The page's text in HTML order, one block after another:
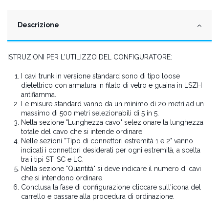
Descrizione
ISTRUZIONI PER L'UTILIZZO DEL CONFIGURATORE:
I cavi trunk in versione standard sono di tipo loose
dielettrico con armatura in filato di vetro e guaina in LSZH
antifiamma.
Le misure standard vanno da un minimo di 20 metri ad un
massimo di 500 metri selezionabili di 5 in 5.
Nella sezione "Lunghezza cavo" selezionare la lunghezza
totale del cavo che si intende ordinare.
Nelle sezioni "Tipo di connettori estremità 1 e 2" vanno
indicati i connettori desiderati per ogni estremità, a scelta
tra i tipi ST, SC e LC.
Nella sezione "Quantità" si deve indicare il numero di cavi
che si intendono ordinare.
Conclusa la fase di configurazione cliccare sull'icona del
carrello e passare alla procedura di ordinazione.